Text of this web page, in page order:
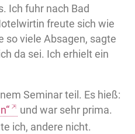
Ich fuhr nach Bad
freute sich wie
so viele Absagen, sagte
da sei. Ich erhielt ein
Seminar teil. Es hieß:
und war sehr prima.
ich, andere nicht.